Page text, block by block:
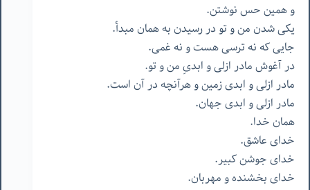
و همین حس نوشتن.
یکی شدن من و تو در رسیدن به همان مبدأ.
جایی که نه ترسی هست و نه غمی.
در آغوش مادر ازلی و ابدیِ من و تو.
مادر ازلی و ابدی زمین و هرآنچه در آن است.
مادر ازلی و ابدی جهان.
همان خدا.
خدای عاشق.
خدای جوشن کبیر.
خدای بخشنده و مهربان.